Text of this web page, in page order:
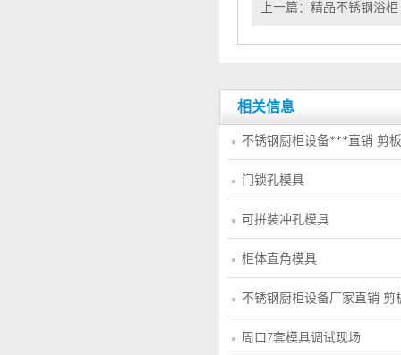
上一篇： 精品不锈钢浴柜
相关信息
不锈钢厨柜设备***直销 剪
供
门锁孔模具
可拼装冲孔模具
柜体直角模具
不锈钢厨柜设备厂家直销
供
周口7套模具调试现场